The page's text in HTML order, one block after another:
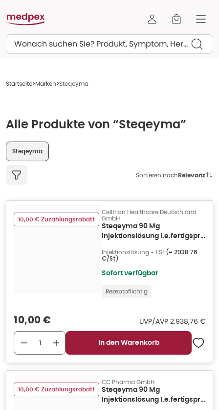
Suchen
Startseite Marken Steqeyma
Alle Produkte von “Steqeyma”
Steqeyma
Sortieren nachRelevanz
10,00 € Zuzahlungsrabatt
Celltrion Healthcare Deutschland
GmbH
Steqeyma 90 Mg
Injektionslösung I.e.fertigspr.
Injektionslösung • 1 St (= 2938.76
€/St)
Sofort verfügbar
Rezeptpflichtig
Verkaufspreis
10,00 € UVP/AVP UVP/AVP
2.938,76 €
In den Warenkorb
10,00 € Zuzahlungsrabatt
CC Pharma GmbH
Steqeyma 90 Mg
Injektionslösung I.e.fertigspr.